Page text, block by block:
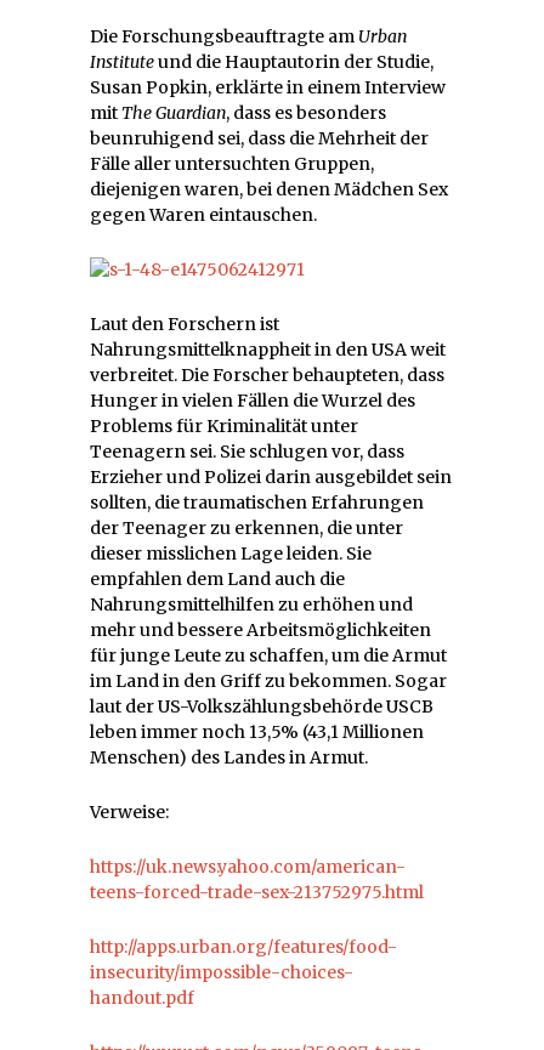
Die Forschungsbeauftragte am Urban
Instituteund die Hauptautorin der Studie,
Susan Popkin, erklärte in einem Interview
mit The Guardian, dass es besonders
beunruhigend sei, dass die Mehrheit der
Fälle aller untersuchten Gruppen,
diejenigen waren, bei denen Mädchen Sex
gegen Waren eintauschen.
Laut den Forschern ist
Nahrungsmittelknappheit in den USA weit
verbreitet. Die Forscher behaupteten, dass
Hunger in vielen Fällen die Wurzel des
Problems für Kriminalität unter
Teenagern sei. Sie schlugen vor, dass
Erzieher und Polizei darin ausgebildet sein
sollten, die traumatischen Erfahrungen
der Teenager zu erkennen, die unter
dieser misslichen Lage leiden. Sie
empfahlen dem Land auch die
Nahrungsmittelhilfen zu erhöhen und
mehr und bessere Arbeitsmöglichkeiten
für junge Leute zu schaffen, um die Armut
im Land in den Griff zu bekommen. Sogar
laut der US-Volkszählungsbehörde USCB
leben immer noch 13,5% (43,1 Millionen
Menschen) des Landes in Armut.
Verweise:
https://uk.news.yahoo.com/american-
teens-forced-trade-sex-213752975.html
http://apps.urban.org/features/food-
insecurity/impossible-choices-
handout.pdf